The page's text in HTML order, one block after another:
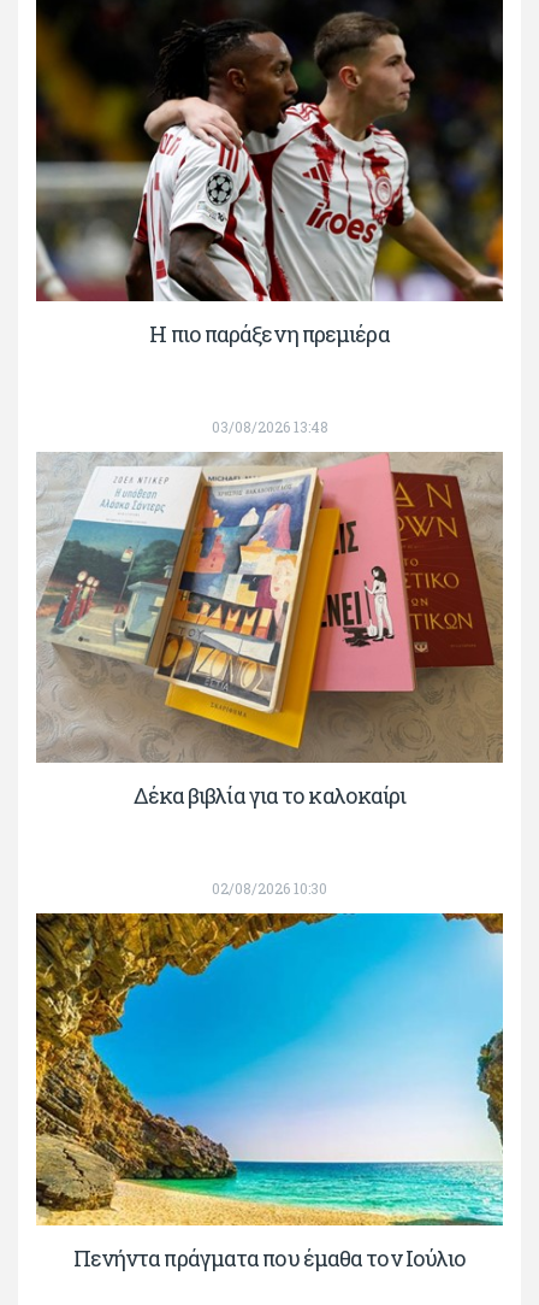
H πιο παράξενη πρεμιέρα
03/08/2026 13:48
Δέκα βιβλία για το καλοκαίρι
02/08/2026 10:30
Πενήντα πράγματα που έμαθα τον Ιούλιο